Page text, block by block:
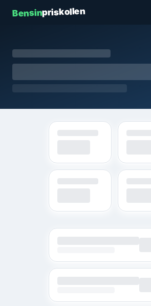
Bensinpriskollen